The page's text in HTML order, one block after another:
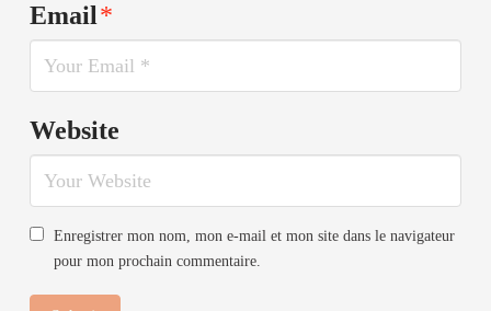
Email*
Website
Enregistrer mon nom, mon e-mail et mon site dans le navigateur
pour mon prochain commentaire.